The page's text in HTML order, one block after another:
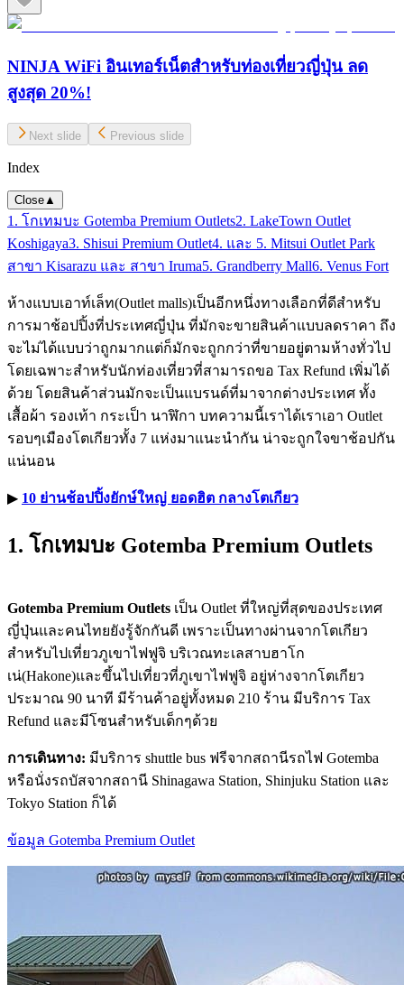
NINJA WiFi อินเทอร์เน็ตสำหรับท่องเที่ยวญี่ปุ่น ลด
สูงสุด 20%!
Next slide Previous slide
Index
Close▲
1. โกเทมบะ Gotemba Premium Outlets2. LakeTown Outlet
Koshigaya3. Shisui Premium Outlet4. และ 5. Mitsui Outlet Park
สาขา Kisarazu และ สาขา Iruma5. Grandberry Mall6. Venus Fort
ห้างแบบเอาท์เล็ท(Outlet malls)เป็นอีกหนึ่งทางเลือกที่ดีสำหรับ
การมาช้อปปิ้งที่ประเทศญี่ปุ่น ที่มักจะขายสินค้าแบบลดราคา ถึง
จะไม่ได้แบบว่าถูกมากแต่ก็มักจะถูกกว่าที่ขายอยู่ตามห้างทั่วไป
โดยเฉพาะสำหรับนักท่องเที่ยวที่สามารถขอ Tax Refund เพิ่มได้
ด้วย โดยสินค้าส่วนมักจะเป็นแบรนด์ที่มาจากต่างประเทศ ทั้ง
เสื้อผ้า รองเท้า กระเป็า นาฬิกา บทความนี้เราได้เราเอา Outlet
รอบๆเมืองโตเกียวทั้ง 7 แห่งมาแนะนำกัน น่าจะถูกใจขาช้อปกัน
แน่นอน
▶︎ 10 ย่านช้อปปิ้งยักษ์ใหญ่ ยอดฮิต กลางโตเกียว
1. โกเทมบะ Gotemba Premium Outlets
Gotemba Premium Outlets เป็น Outlet ที่ใหญ่ที่สุดของประเทศ
ญี่ปุ่นและคนไทยยังรู้จักกันดี เพราะเป็นทางผ่านจากโตเกียว
สำหรับไปเที่ยวภูเขาไฟฟูจิ บริเวณทะเลสาบฮาโก
เน่(Hakone)และขึ้นไปเที่ยวที่ภูเขาไฟฟูจิ อยู่ห่างจากโตเกียว
ประมาณ 90 นาที มีร้านค้าอยู่ทั้งหมด 210 ร้าน มีบริการ Tax
Refund และมีโซนสำหรับเด็กๆด้วย
การเดินทาง: มีบริการ shuttle bus ฟรีจากสถานีรถไฟ Gotemba
หรือนั่งรถบัสจากสถานี Shinagawa Station, Shinjuku Station และ
Tokyo Station ก็ได้
ข้อมูล Gotemba Premium Outlet